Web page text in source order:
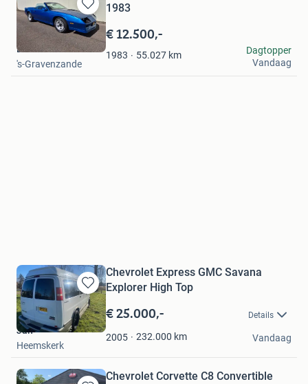
Bewaren
in
Mijn
Favorieten
1983
€ 12.500,-
1983 55.027 km
Evan
's-Gravenzande
Dagtopper
Vandaag
Bewaren
in
Mijn
Favorieten
Chevrolet Express GMC Savana
Explorer High Top
€ 25.000,- Details
2005 232.000 km
Jan
Heemskerk
Vandaag
Chevrolet Corvette C8 Convertible